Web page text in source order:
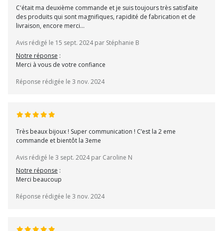
C'était ma deuxième commande et je suis toujours très satisfaite
des produits qui sont magnifiques, rapidité de fabrication et de
livraison, encore merci...
Avis rédigé le 15 sept. 2024 par Stéphanie B
Notre réponse :
Merci à vous de votre confiance
Réponse rédigée le 3 nov. 2024
Très beaux bijoux ! Super communication ! C’est la 2 eme
commande et bientôt la 3eme
Avis rédigé le 3 sept. 2024 par Caroline N
Notre réponse :
Merci beaucoup
Réponse rédigée le 3 nov. 2024